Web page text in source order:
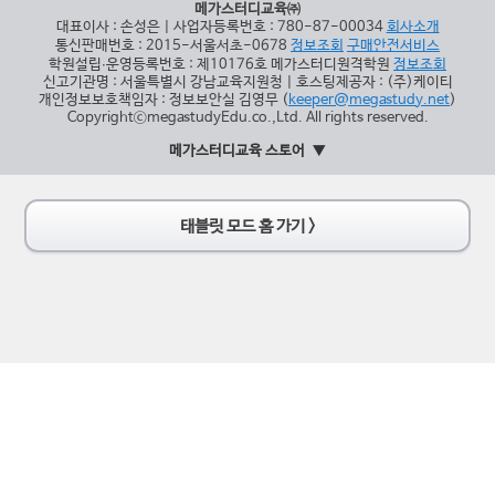
메가스터디교육㈜
대표이사 : 손성은 | 사업자등록번호 : 780-87-00034 회사소개
통신판매번호 : 2015-서울서초-0678 정보조회 구매안전서비스
학원설립∙운영등록번호 : 제10176호 메가스터디원격학원 정보조회
신고기관명 : 서울특별시 강남교육지원청 | 호스팅제공자 : (주)케이티
개인정보보호책임자 : 정보보안실 김영무 (keeper@megastudy.net)
CopyrightⓒmegastudyEdu.co.,Ltd. All rights reserved.
메가스터디교육 스토어
태블릿 모드 홈 가기 >